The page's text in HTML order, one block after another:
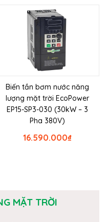
Biến tần bơm nước năng
lượng mặt trời EcoPower
EP15-SP3-030 (30kW – 3
Pha 380V)
₫
16.590.000
MẶT TRỜI